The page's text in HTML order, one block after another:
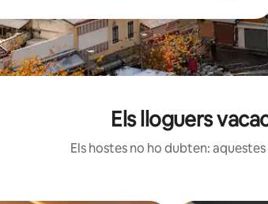
Els lloguers
Els hostes no ho dubten: